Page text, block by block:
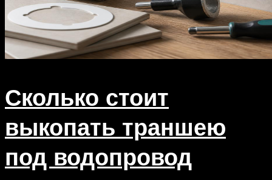
Сколько стоит
выкопать траншею
под водопровод